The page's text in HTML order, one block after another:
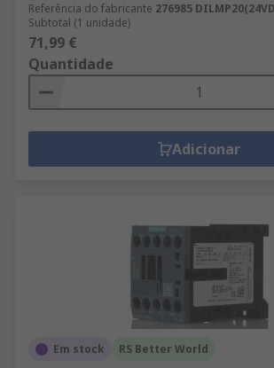
Referência do fabricante 276985
Subtotal (1 unidade)
71,99 €
Quantidade
Adicionar
Em stock RS Better World